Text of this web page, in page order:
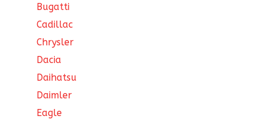
Bugatti
Cadillac
Chrysler
Dacia
Daihatsu
Daimler
Eagle